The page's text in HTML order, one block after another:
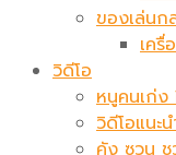
ของเล่นก
เครื่
วิดีโอ
หนูคนเก่ง
วิดีโอแนะ
คัง ซวน ช